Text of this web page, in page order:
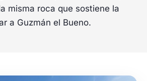
misma roca que sostiene la
a Guzmán el Bueno.